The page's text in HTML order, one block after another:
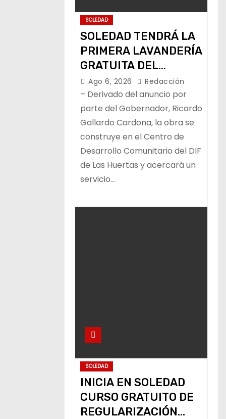
SOLEDAD
SOLEDAD TENDRÁ LA
PRIMERA LAVANDERÍA
GRATUITA DEL
PROGRAMA ESTATAL
Ago 6, 2026 Redacción
– Derivado del anuncio por
parte del Gobernador, Ricardo
Gallardo Cardona, la obra se
construye en el Centro de
Desarrollo Comunitario del DIF
de Las Huertas y acercará un
servicio…
SOLEDAD
INICIA EN SOLEDAD
CURSO GRATUITO DE
REGULARIZACIÓN